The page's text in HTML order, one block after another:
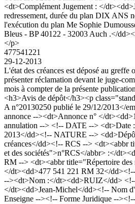
<dt>Complément Jugement : </
redressement, durée du plan DIX ANS
l'exécution du plan Me Sophie
Bleus - BP 40122 - 32003 Auch .</
</p>
477541221
29-12-2013
L'état des créances est déposé au greffe
présenter réclamation devant le juge-
mois à compter de la présente
<h3>Avis de dépôt</h3><p
A n°20130250 publié le 29/12/2013</
annonce --><dt>Annonce n° </
annulation --> <!-- DATE --> <dt>Date
2013</dd><!-- NATURE -->
créances</dd><!-- RCS --> <dt><abbr
et des sociétés">n°RCS</abbr> :</
RM --> <dt><abbr title="Répertoire des
</dt><dd>477 541 221 RM 32</
--><dt>Nom :</dt><dd>RUIZ</dd>
</dt><dd>Jean-Michel</dd><!-- Nom
Enseigne --><!-- Forme Juridique --